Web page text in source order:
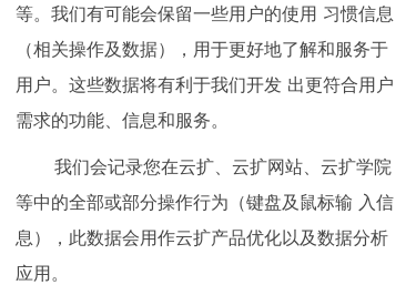
等。我们有可能会保留一些用户的使用 习惯信息
（相关操作及数据），用于更好地了解和服务于
用户。这些数据将有利于我们开发 出更符合用户
需求的功能、信息和服务。
我们会记录您在云扩、云扩网站、云扩学院
等中的全部或部分操作行为（键盘及鼠标输 入信
息），此数据会用作云扩产品优化以及数据分析
应用。